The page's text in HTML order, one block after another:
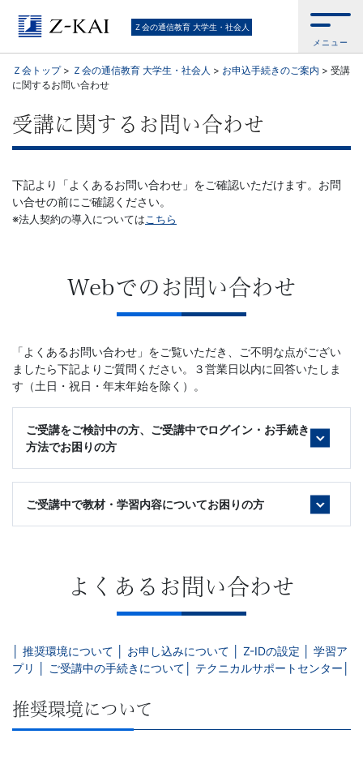
【Ｚ
会】
大
学
生・
社
け
英
通
信
や
TOEIC®
対
Ｚ会の通信教育 大学生・社会人
メニュー
Ｚ会トップ> Ｚ会の通信教育 大学生・社会人 > お申込手続きのご案内 > 受講
に関するお問い合わせ
受講に関するお問い合わせ
下記より「よくあるお問い合わせ」をご確認いただけます。お問
い合せの前にご確認ください。
※法人契約の導入については こちら
Webでのお問い合わせ
「よくあるお問い合わせ」をご覧いただき、ご不明な点がござい
ましたら下記よりご質問ください。３営業日以内に回答いたしま
す（土日・祝日・年末年始を除く）。
ご受講をご検討中の方、ご受講中でログイン・お手続き
方法でお困りの方
ご受講中で教材・学習内容についてお困りの方
よくあるお問い合わせ
│ 推奨環境について │ お申し込みについて │ Z-IDの設定 │ 学習ア
プリ │
ご受講中の手続きについて│ テクニカルサポートセンター│
推奨環境について